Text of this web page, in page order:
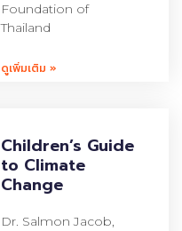
Foundation of
Thailand
ดูเพิ่มเติม »
Children’s Guide
to Climate
Change
Dr. Salmon Jacob,